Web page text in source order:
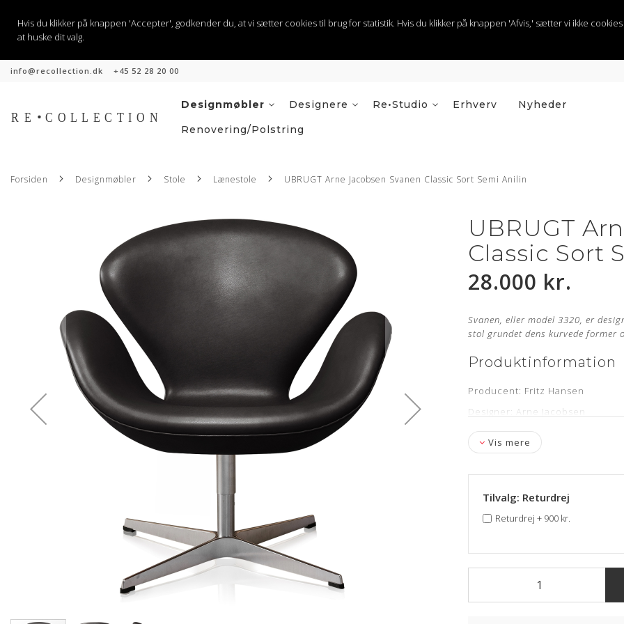
Hvis du klikker på knappen 'Accepter', godkender du, at vi sætter cookies til brug for statistik. Hvis du klikker på knappen 'Afvis,' sætter vi ikke
at huske dit valg.
info@recollection.dk +45 52 28 20 00
Skip
Designmøbler Designere Re•Studio
Nyheder
Renovering/Polstring
Erhverv
Forsiden Designmøbler Stole Lænestole UBRUGT Arne Jacobsen Svanen Classic Sort Semi Anilin
UBRUGT
Classic Sort
28.000 kr.
Svanen, eller model 3320, er
stol grundet dens kurvede former
Produktinformation
Producent: Fritz Hansen
Designer: Arne Jacobsen
Model: 3320
Læder: Classic Sort Semi Anilin
Stand: Ubrugt og nypolstret
Levering: Ca. 4-6 uger
Stelnummer medfølger samt 5
slidstyrke og lysægthed end
Vis mere
Tilvalg: Returdrej
Returdrej + 900 kr.